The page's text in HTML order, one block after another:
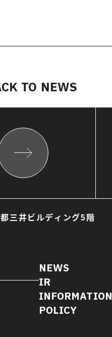
TO NEWS
三井ビルディング5階
NEWS
IR
INFORMATION
POLICY